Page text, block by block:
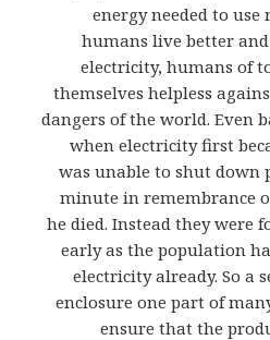
energy needed to
humans live better
electricity, humans of
themselves helpless
dangers of the world. Even
when electricity first
was unable to shut down
minute in remembrance
he died. Instead they were
early as the population
electricity already. So a
enclosure one part of
ensure that the